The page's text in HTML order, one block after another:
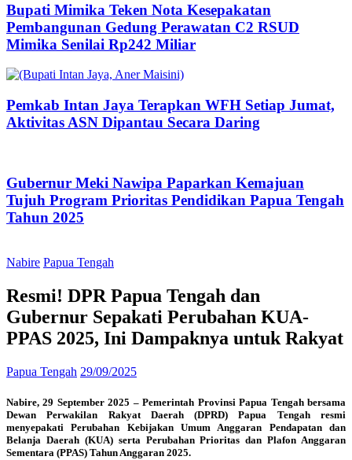
Bupati Mimika Teken Nota Kesepakatan
Pembangunan Gedung Perawatan C2 RSUD
Mimika Senilai Rp242 Miliar
Pemkab Intan Jaya Terapkan WFH Setiap Jumat,
Aktivitas ASN Dipantau Secara Daring
Gubernur Meki Nawipa Paparkan Kemajuan
Tujuh Program Prioritas Pendidikan Papua Tengah
Tahun 2025
Nabire Papua Tengah
Resmi! DPR Papua Tengah dan
Gubernur Sepakati Perubahan KUA-
PPAS 2025, Ini Dampaknya untuk Rakyat
Papua Tengah 29/09/2025
Nabire, 29 September 2025 – Pemerintah Provinsi Papua Tengah bersama
Dewan Perwakilan Rakyat Daerah (DPRD) Papua Tengah resmi
menyepakati Perubahan Kebijakan Umum Anggaran Pendapatan dan
Belanja Daerah (KUA) serta Perubahan Prioritas dan Plafon Anggaran
Sementara (PPAS) Tahun Anggaran 2025.